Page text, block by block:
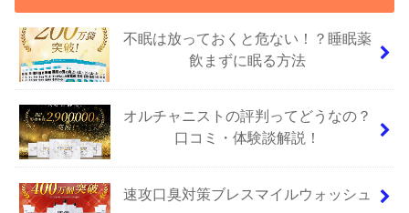
不眠は放っておくと危ない！？睡眠薬
飲まずに眠る方法
オルチャニストの評判ってどうなの？
口コミ・体験談解説！
速攻口臭対策ブレスマイルウォッシュ